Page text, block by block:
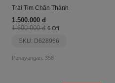
Trái Tim Chân Thành
1.500.000 đ
1.600.000 đ 6 Off
SKU: D628966
Penayangan: 358